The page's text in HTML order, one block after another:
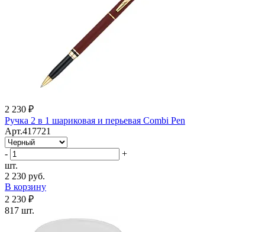
2 230 ₽
Ручка 2 в 1 шариковая и перьевая Combi Pen
Арт.417721
-
+
шт.
2 230 руб.
В корзину
2 230 ₽
817 шт.